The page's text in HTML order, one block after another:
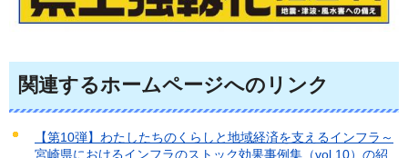
関連するホームページへのリンク
【第10弾】わたしたちのくらしと地域経済を支えるインフラ～
宮崎県におけるインフラのストック効果事例集（vol.10）の紹